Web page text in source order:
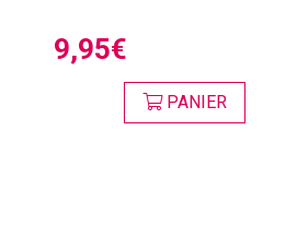
9,95€
PANIER